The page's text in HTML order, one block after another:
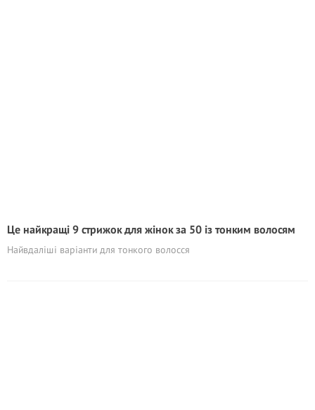
Це найкращі 9 стрижок для жінок за 50 із тонким волосям
Найвдаліші варіанти для тонкого волосся